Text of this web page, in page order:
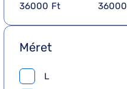
Méret
L
36000 Ft 36000